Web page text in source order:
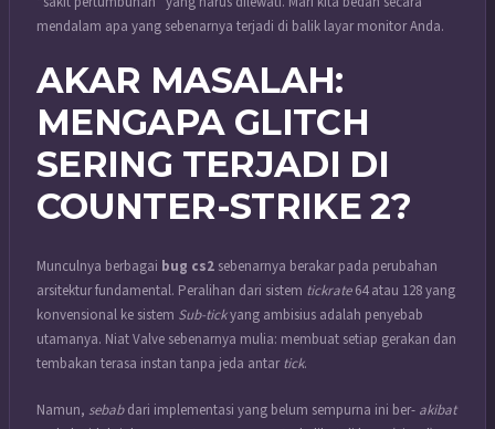
mendalam apa yang sebenarnya terjadi di balik layar monitor Anda.
AKAR MASALAH:
MENGAPA GLITCH
SERING TERJADI DI
COUNTER-STRIKE 2?
Munculnya berbagai bug cs2 sebenarnya berakar pada perubahan
arsitektur fundamental. Peralihan dari sistem tickrate64 atau 128 yang
konvensional ke sistem Sub-tickyang ambisius adalah penyebab
utamanya. Niat Valve sebenarnya mulia: membuat setiap gerakan dan
tembakan terasa instan tanpa jeda antartick.
Namun, sebabdari implementasi yang belum sempurna ini ber- akibat